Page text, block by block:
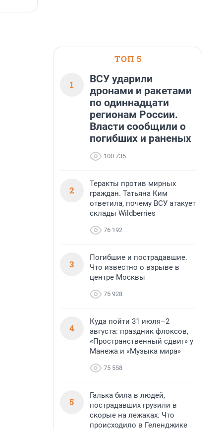
ТОП 5
1
ВСУ ударили
дронами и ракетами
по одиннадцати
регионам России.
Власти сообщили о
погибших и раненых
100 735
2
Теракты против мирных
граждан. Татьяна Ким
ответила, почему ВСУ атакует
склады Wildberries
76 192
3
Погибшие и пострадавшие.
Что известно о взрыве в
центре Москвы
75 928
4
Куда пойти 31 июля–2
августа: праздник флоксов,
«Пространственный сдвиг» у
Манежа и «Музыка мира»
75 558
5
Галька била в людей,
пострадавших грузили в
скорые на лежаках. Что
происходило в Геленджике